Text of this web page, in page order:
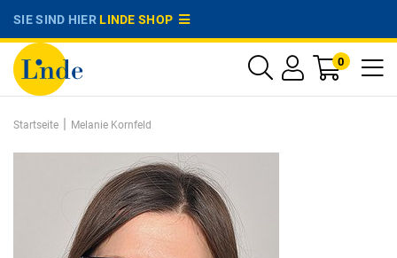
SIE SIND HIERLINDE SHOP
0
Startseite | Melanie Kornfeld